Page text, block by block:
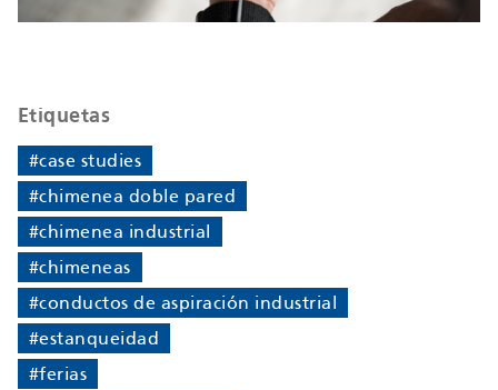
Etiquetas
#case studies
#chimenea doble pared
#chimenea industrial
#chimeneas
#conductos de aspiración industrial
#estanqueidad
#ferias